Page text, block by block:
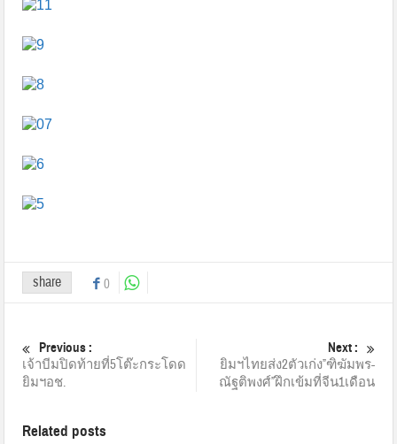
share 0
Previous :
เจ้าบีมปิดท้ายที่5โต๊ะกระโดด
ยิมฯอช.
Next :
ยิมฯไทยส่ง2ตัวเก่ง”ฑิฆัมพร-
ณัฐติพงศ์”ฝึกเข้มที่จีน1เดือน
Related posts